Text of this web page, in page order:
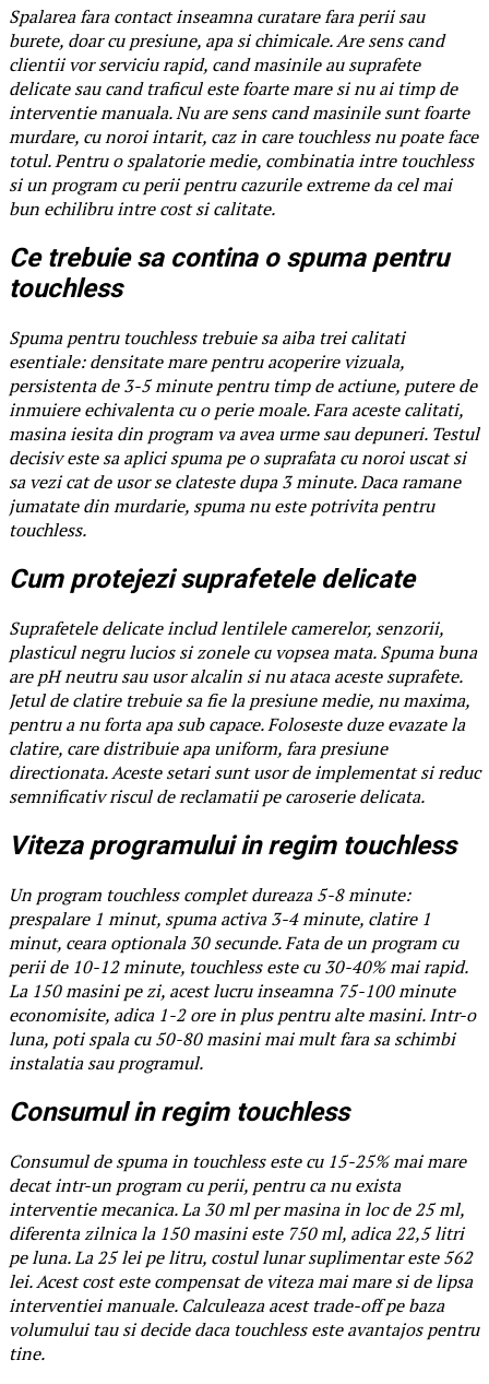
Spalarea fara contact inseamna curatare fara perii sau
burete, doar cu presiune, apa si chimicale. Are sens cand
clientii vor serviciu rapid, cand masinile au suprafete
delicate sau cand traficul este foarte mare si nu ai timp de
interventie manuala. Nu are sens cand masinile sunt foarte
murdare, cu noroi intarit, caz in care touchless nu poate face
totul. Pentru o spalatorie medie, combinatia intre touchless
si un program cu perii pentru cazurile extreme da cel mai
bun echilibru intre cost si calitate.
Ce trebuie sa contina o spuma pentru
touchless
Spuma pentru touchless trebuie sa aiba trei calitati
esentiale: densitate mare pentru acoperire vizuala,
persistenta de 3-5 minute pentru timp de actiune, putere de
inmuiere echivalenta cu o perie moale. Fara aceste calitati,
masina iesita din program va avea urme sau depuneri. Testul
decisiv este sa aplici spuma pe o suprafata cu noroi uscat si
sa vezi cat de usor se clateste dupa 3 minute. Daca ramane
jumatate din murdarie, spuma nu este potrivita pentru
touchless.
Cum protejezi suprafetele delicate
Suprafetele delicate includ lentilele camerelor, senzorii,
plasticul negru lucios si zonele cu vopsea mata. Spuma buna
are pH neutru sau usor alcalin si nu ataca aceste suprafete.
Jetul de clatire trebuie sa fie la presiune medie, nu maxima,
pentru a nu forta apa sub capace. Foloseste duze evazate la
clatire, care distribuie apa uniform, fara presiune
directionata. Aceste setari sunt usor de implementat si reduc
semnificativ riscul de reclamatii pe caroserie delicata.
Viteza programului in regim touchless
Un program touchless complet dureaza 5-8 minute:
prespalare 1 minut, spuma activa 3-4 minute, clatire 1
minut, ceara optionala 30 secunde. Fata de un program cu
perii de 10-12 minute, touchless este cu 30-40% mai rapid.
La 150 masini pe zi, acest lucru inseamna 75-100 minute
economisite, adica 1-2 ore in plus pentru alte masini. Intr-o
luna, poti spala cu 50-80 masini mai mult fara sa schimbi
instalatia sau programul.
Consumul in regim touchless
Consumul de spuma in touchless este cu 15-25% mai mare
decat intr-un program cu perii, pentru ca nu exista
interventie mecanica. La 30 ml per masina in loc de 25 ml,
diferenta zilnica la 150 masini este 750 ml, adica 22,5 litri
pe luna. La 25 lei pe litru, costul lunar suplimentar este 562
lei. Acest cost este compensat de viteza mai mare si de lipsa
interventiei manuale. Calculeaza acest trade-off pe baza
volumului tau si decide daca touchless este avantajos pentru
tine.